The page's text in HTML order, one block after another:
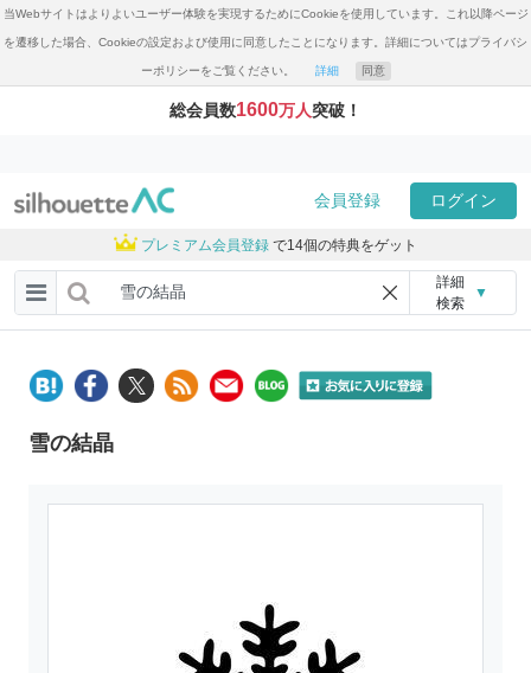
当Webサイトはよりよいユーザー体験を実現するためにCookieを使用しています。これ以降ページ
を遷移した場合、Cookieの設定および使用に同意したことになります。詳細についてはプライバシ
ーポリシーをご覧ください。 詳細 同意
総会員数1600万人突破！
会員登録 ログイン
プレミアム会員登録 で14個の特典をゲット
詳細
検索
▼
雪の結晶